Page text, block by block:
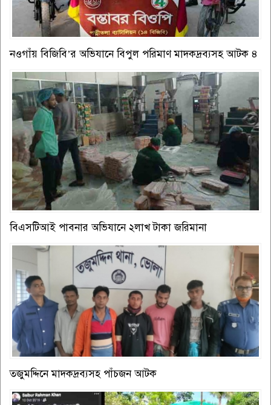
নওগাঁয় বিজিবি’র অভিযানে বিপুল পরিমাণ মাদকদ্রব্যসহ আটক ৪
বিএসটিআই পাবনার অভিযানে ২লাখ টাকা জরিমানা
তজুমদ্দিনে মাদকদ্রব্যসহ পাঁচজন আটক